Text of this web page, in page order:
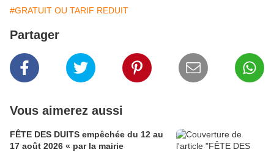
#GRATUIT OU TARIF REDUIT
Partager
Vous aimerez aussi
FÊTE DES DUITS empêchée du 12 au
17 août 2026 « par la mairie